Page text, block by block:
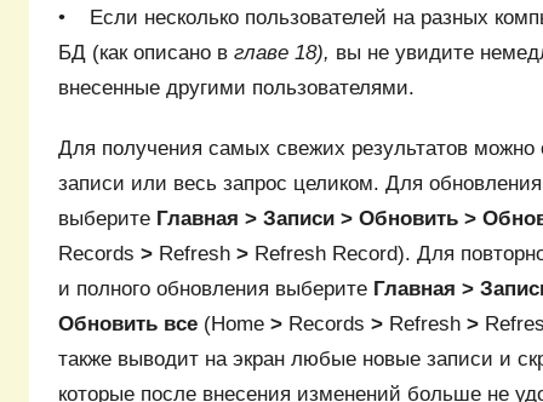
• Если несколько пользователей на разных
БД (как описано в главе 18), вы не увидите
внесенные другими пользователями.
Для получения самых свежих результатов можно
записи или весь запрос целиком. Для
выберите Главная > Записи > Обновить >
Records > Refresh > Refresh Record). Для
и полного обновления выберите Главная >
Обновить все (Home > Records > Refresh >
также выводит на экран любые новые записи и
которые после внесения изменений больше не